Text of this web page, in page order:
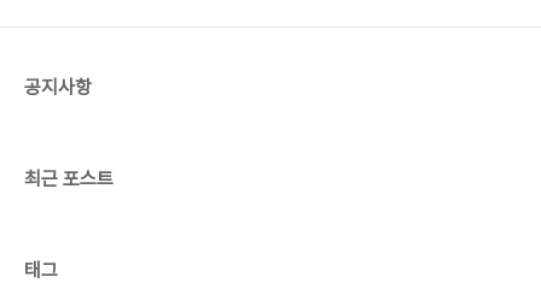
공지사항
최근 포스트
태그